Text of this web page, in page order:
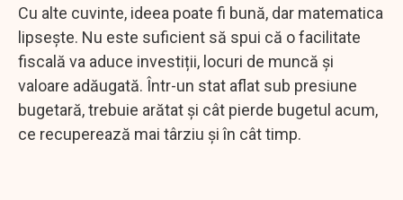
Cu alte cuvinte, ideea poate fi bună, dar matematica
lipsește. Nu este suficient să spui că o facilitate
fiscală va aduce investiții, locuri de muncă și
valoare adăugată. Într-un stat aflat sub presiune
bugetară, trebuie arătat și cât pierde bugetul acum,
ce recuperează mai târziu și în cât timp.